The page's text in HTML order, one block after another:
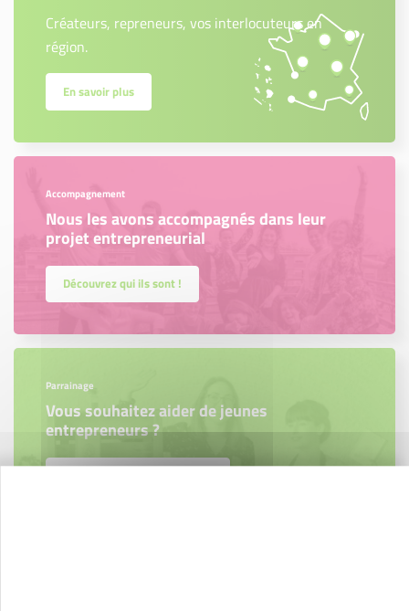
Créateurs, repreneurs, vos interlocuteurs en
région.
En savoir plus
Accompagnement
Nous les avons accompagnés dans leur
projet entrepreneurial
Découvrez qui ils sont !
Parrainage
Vous souhaitez aider de jeunes
entrepreneurs ?